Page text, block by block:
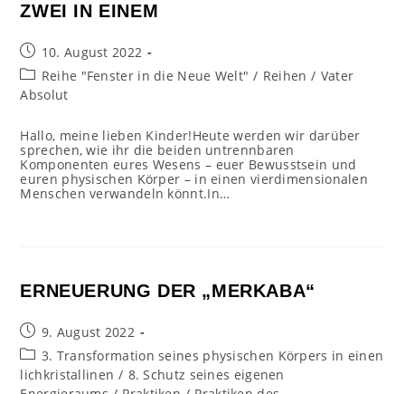
ZWEI IN EINEM
Beitrag
veröffentlicht:
10. August 2022
Beitrags-
Kategorie:
Reihe "Fenster in die Neue Welt" / Reihen / Vater
Absolut
Hallo, meine lieben Kinder!Heute werden wir darüber
sprechen, wie ihr die beiden untrennbaren
Komponenten eures Wesens – euer Bewusstsein und
euren physischen Körper – in einen vierdimensionalen
Menschen verwandeln könnt.In…
ERNEUERUNG DER „MERKABA“
Beitrag
veröffentlicht:
9. August 2022
Beitrags-
Kategorie:
3. Transformation seines physischen Körpers in einen
lichkristallinen / 8. Schutz seines eigenen